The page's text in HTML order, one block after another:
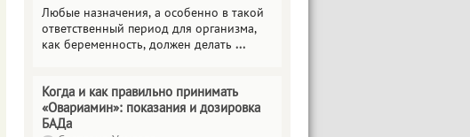
Любые назначения, а особенно в такой
ответственный период для организма,
как беременность, должен делать ...
Когда и как правильно принимать
«Овариамин»: показания и дозировка
БАДа